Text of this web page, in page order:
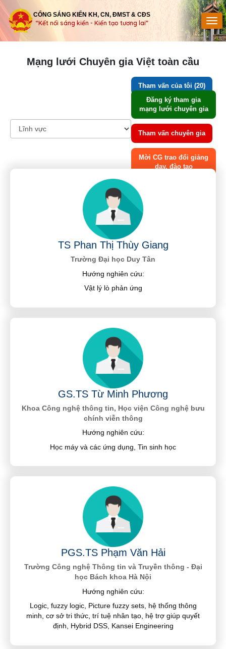
CỔNG SÁNG KIẾN KH, CN, ĐMST & CĐS
“Kết nối sáng kiến - Kiến tạo tương lai”
Mạng lưới Chuyên gia Việt toàn cầu
Tham vấn của tôi (20)
Đăng ký tham gia
mạng lưới chuyên gia
Tham vấn chuyên gia
Mời CG trao đổi giảng
dạy, đào tạo
TS Phan Thị Thùy Giang
Trường Đại học Duy Tân
Hướng nghiên cứu:
Vật lý lò phản ứng
GS.TS Từ Minh Phương
Khoa Công nghệ thông tin, Học viện Công nghệ bưu
chính viễn thông
Hướng nghiên cứu:
Học máy và các ứng dụng, Tin sinh học
PGS.TS Phạm Văn Hải
Trường Công nghệ Thông tin và Truyền thông - Đại
học Bách khoa Hà Nội
Hướng nghiên cứu:
Logic, fuzzy logic, Picture fuzzy sets, hệ thống thông
minh, cơ sở tri thức, trí tuệ nhân tạo, hệ trợ giúp quyết
định, Hybrid DSS, Kansei Engineering